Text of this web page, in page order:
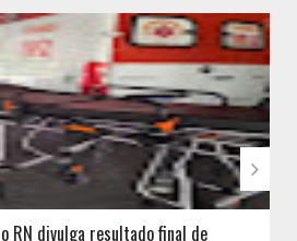
WHAT YOU MIGHT BE LOOKING FOR
RN divulga resultado final de
